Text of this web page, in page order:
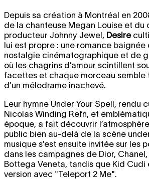
Depuis sa création à Montréal en
de la chanteuse Megan Louise et du
producteur Johnny Jewel, Desire
lui est propre : une romance baignée
nostalgie cinématographique et de
où les chagrins d’amour scintillent
facettes et chaque morceau semble
d’un mélodrame inachevé.
Leur hymne Under Your Spell, rendu
Nicolas Winding Refn, et
époque, a fait découvrir
public bien au-delà de la scène
musique s’est ensuite invitée sur les
dans les campagnes de Dior,
Bottega Veneta, tandis que Kid Cudi
version avec "Teleport 2 Me".